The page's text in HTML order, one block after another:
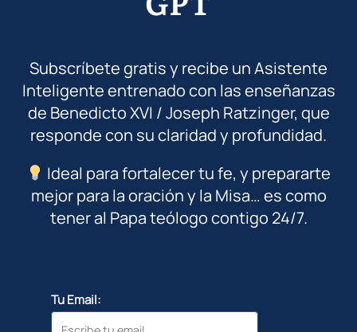
Subscríbete gratis y recibe un Asistente
Inteligente entrenado con las enseñanzas
de Benedicto XVI / Joseph Ratzinger, que
responde con su claridad y profundidad.
Ideal para fortalecer tu fe, y prepararte
mejor para la oración y la Misa… es como
tener al Papa teólogo contigo 24/7.
Tu Email: